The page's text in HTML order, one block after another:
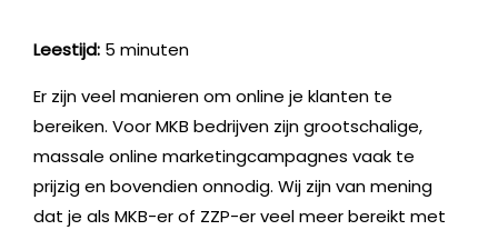
Leestijd: 5 minuten
Er zijn veel manieren om online je klanten te
bereiken. Voor MKB bedrijven zijn grootschalige,
massale online marketingcampagnes vaak te
prijzig en bovendien onnodig. Wij zijn van mening
dat je als MKB-er of ZZP-er veel meer bereikt met